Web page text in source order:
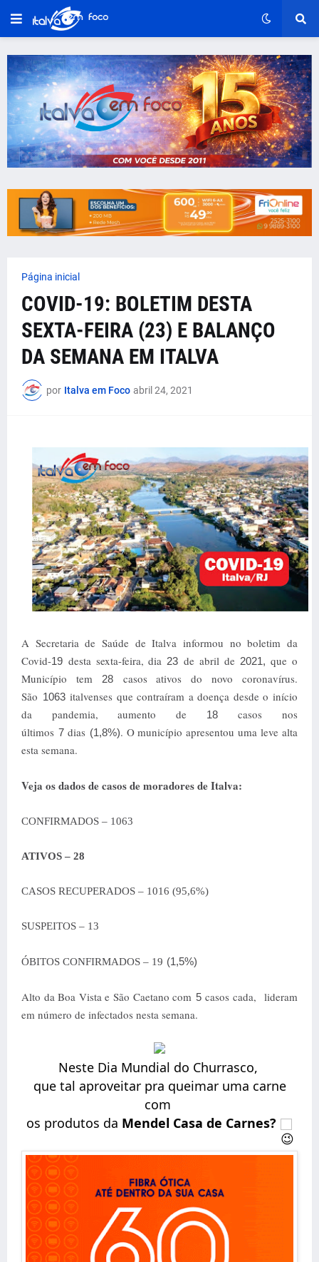
Página inicial
COVID-19: BOLETIM DESTA
SEXTA-FEIRA (23) E BALANÇO
DA SEMANA EM ITALVA
por Italva em Foco abril 24, 2021
A Secretaria de Saúde de Italva informou no boletim da
Covid-19 desta sexta-feira, dia23 de abril de2021,que o
Município tem
28casos ativos do novo coronavírus.
São 1063italvenses que contraíram a doença desde o início
da pandemia, aumento de
18casos nos
últimos 7 dias (1,8%). O município apresentou uma leve alta
esta semana.
Veja os dados de casos de moradores de Italva:
CONFIRMADOS – 1063
ATIVOS – 28
CASOS RECUPERADOS – 1016 (95,6%)
SUSPEITOS – 13
ÓBITOS CONFIRMADOS – 19 (1,5%)
Alto da Boa Vista e São Caetano com 5casos cada,
lideram
em número de infectados nesta semana.
Neste Dia Mundial do Churrasco,
que tal aproveitar pra queimar uma carne
com
os produtos da Mendel Casa de Carnes?